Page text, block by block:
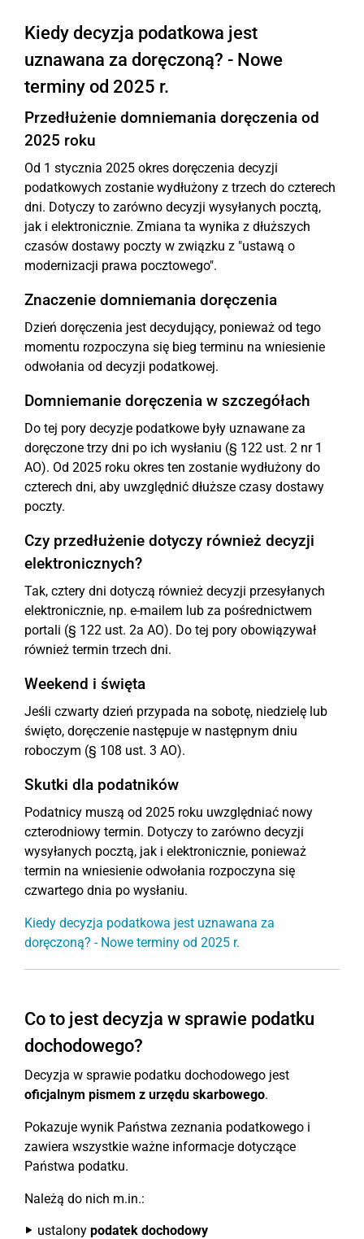
Kiedy decyzja podatkowa jest
uznawana za doręczoną? - Nowe
terminy od 2025 r.
Przedłużenie domniemania doręczenia od
2025 roku
Od 1 stycznia 2025 okres doręczenia decyzji
podatkowych zostanie wydłużony z trzech do czterech
dni. Dotyczy to zarówno decyzji wysyłanych pocztą,
jak i elektronicznie. Zmiana ta wynika z dłuższych
czasów dostawy poczty w związku z "ustawą o
modernizacji prawa pocztowego".
Znaczenie domniemania doręczenia
Dzień doręczenia jest decydujący, ponieważ od tego
momentu rozpoczyna się bieg terminu na wniesienie
odwołania od decyzji podatkowej.
Domniemanie doręczenia w szczegółach
Do tej pory decyzje podatkowe były uznawane za
doręczone trzy dni po ich wysłaniu (§ 122 ust. 2 nr 1
AO). Od 2025 roku okres ten zostanie wydłużony do
czterech dni, aby uwzględnić dłuższe czasy dostawy
poczty.
Czy przedłużenie dotyczy również decyzji
elektronicznych?
Tak, cztery dni dotyczą również decyzji przesyłanych
elektronicznie, np. e-mailem lub za pośrednictwem
portali (§ 122 ust. 2a AO). Do tej pory obowiązywał
również termin trzech dni.
Weekend i święta
Jeśli czwarty dzień przypada na sobotę, niedzielę lub
święto, doręczenie następuje w następnym dniu
roboczym (§ 108 ust. 3 AO).
Skutki dla podatników
Podatnicy muszą od 2025 roku uwzględniać nowy
czterodniowy termin. Dotyczy to zarówno decyzji
wysyłanych pocztą, jak i elektronicznie, ponieważ
termin na wniesienie odwołania rozpoczyna się
czwartego dnia po wysłaniu.
Kiedy decyzja podatkowa jest uznawana za
doręczoną? - Nowe terminy od 2025 r.
Co to jest decyzja w sprawie podatku
dochodowego?
Decyzja w sprawie podatku dochodowego jest
oficjalnym pismem z urzędu skarbowego.
Pokazuje wynik Państwa zeznania podatkowego i
zawiera wszystkie ważne informacje dotyczące
Państwa podatku.
Należą do nich m.in.:
ustalony podatek dochodowy